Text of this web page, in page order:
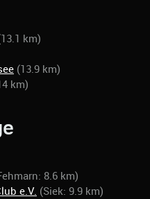
km)
(13.9 km)
km)
8.6 km)
e.V. (Siek: 9.9 km)